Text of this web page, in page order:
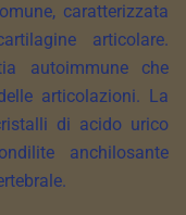
caratterizzata
articolare.
autoimmune che
articolazioni. La
di acido urico
anchilosante